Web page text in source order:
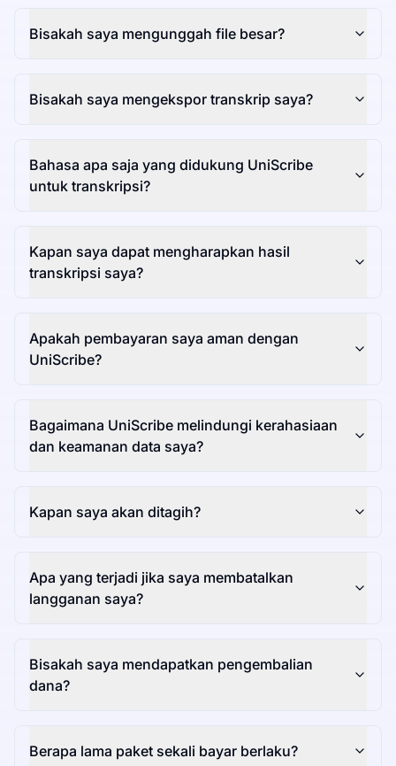
Bisakah saya mengunggah file besar?
Bisakah saya mengekspor transkrip saya?
Bahasa apa saja yang didukung UniScribe
untuk transkripsi?
Kapan saya dapat mengharapkan hasil
transkripsi saya?
Apakah pembayaran saya aman dengan
UniScribe?
Bagaimana UniScribe melindungi kerahasiaan
dan keamanan data saya?
Kapan saya akan ditagih?
Apa yang terjadi jika saya membatalkan
langganan saya?
Bisakah saya mendapatkan pengembalian
dana?
Berapa lama paket sekali bayar berlaku?